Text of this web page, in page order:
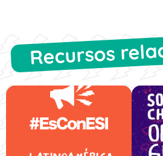
Recursos